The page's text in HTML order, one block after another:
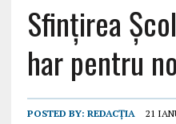
Sfințirea
har pentru
POSTED BY: REDACȚIA 21